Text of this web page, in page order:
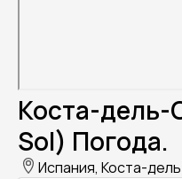
Коста-дель-
Sol) Погода.
Испания, Коста-